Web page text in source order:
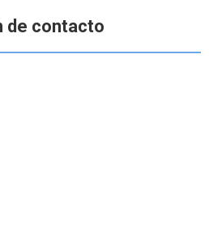
de contacto